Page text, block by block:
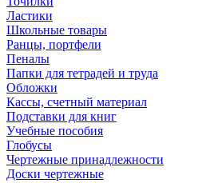
Ластики
Школьные товары
Ранцы, портфели
Пеналы
Папки для тетрадей и труда
Обложки
Кассы, счетный материал
Подставки для книг
Учебные пособия
Глобусы
Чертежные принадлежности
Доски чертежные